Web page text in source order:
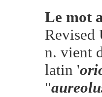
Le mot
n. vient
latin '
"